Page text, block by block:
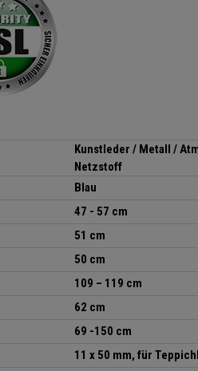
sitzt darin auch wirklich
gut! Die Sitzfläche, eine
elastisches Gewebe passt
sich der
Körperbewegung an.
Klare Kaufempfehlung!
Kunstleder / Metall /
Netzstoff
Blau
47 - 57 cm
51 cm
50 cm
109 – 119 cm
62 cm
69 -150 cm
11 x 50 mm, für